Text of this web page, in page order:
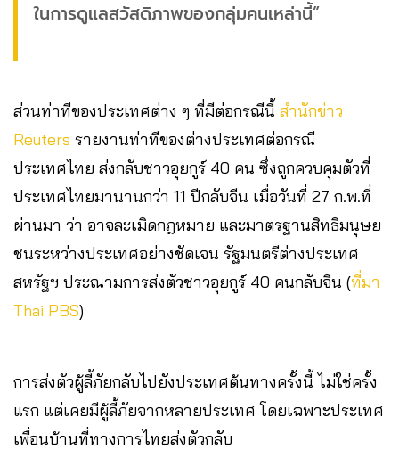
ในการดูแลสวัสดิภาพของกลุ่มคนเหล่านี้”
ส่วนท่าทีของประเทศต่าง ๆ ที่มีต่อกรณีนี้ สำนักข่าว
Reuters รายงานท่าทีของต่างประเทศต่อกรณี
ประเทศไทย ส่งกลับชาวอุยกูร์ 40 คน ซึ่งถูกควบคุมตัวที่
ประเทศไทยมานานกว่า 11 ปีกลับจีน เมื่อวันที่ 27 ก.พ.ที่
ผ่านมา ว่า อาจละเมิดกฎหมาย และมาตรฐานสิทธิมนุษย
ชนระหว่างประเทศอย่างชัดเจน รัฐมนตรีต่างประเทศ
สหรัฐฯ ประณามการส่งตัวชาวอุยกูร์ 40 คนกลับจีน (ที่มา
Thai PBS)
การส่งตัวผู้ลี้ภัยกลับไปยังประเทศต้นทางครั้งนี้ ไม่ใช่ครั้ง
แรก แต่เคยมีผู้ลี้ภัยจากหลายประเทศ โดยเฉพาะประเทศ
เพื่อนบ้านที่ทางการไทยส่งตัวกลับ